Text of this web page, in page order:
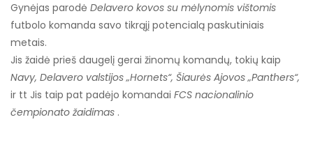
Gynėjas parodė Delavero kovos su mėlynomis vištomis
futbolo komanda savo tikrąjį potencialą paskutiniais
metais.
Jis žaidė prieš daugelį gerai žinomų komandų, tokių kaip
Navy, Delavero valstijos „Hornets“, Šiaurės Ajovos „Panthers“,
ir tt Jis taip pat padėjo komandai FCS nacionalinio
čempionato žaidimas .